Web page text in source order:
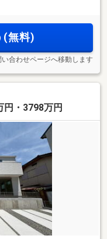
(無料)
い合わせページへ移動します
・3798万円